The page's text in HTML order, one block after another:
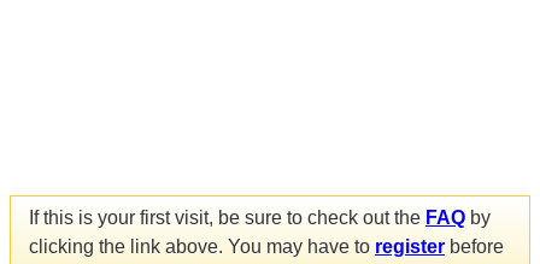
If this is your first visit, be sure to check out the FAQ by
clicking the link above. You may have to register before